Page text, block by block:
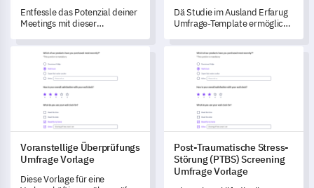
Entfessle das Potenzial deiner
Meetings mit dieser
zu Meeting-Erwartungen.
Dä Studie im Ausland Erfarug
Umfrage-Template ermöglicht
d' internationali Lernerfahrig
vo de Studente z' gewinnä, um
wichtigi Anliegen effektiv z'
behandelä und Verbesserige z'
förderä.
Voranstellige Überprüfungs Umfrage Vorlage
Voranstellige Überprüfungs
Umfrage Vorlage
Diese Vorlage für eine
Post-Traumatische Stress-
Post-Traumatische Stress-
Störung (PTBS) Screening
Umfrage Vorlage